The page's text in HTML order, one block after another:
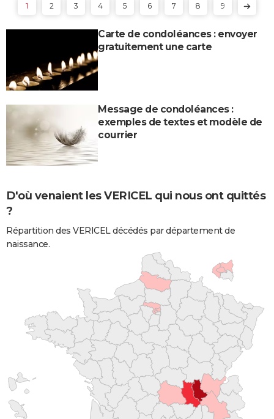
1 2 3 4 5 6 7 8 9
Carte de condoléances : envoyer
gratuitement une carte
Message de condoléances :
exemples de textes et modèle de
courrier
D'où venaient les VERICEL qui nous ont quittés
?
Répartition des VERICEL décédés par département de
naissance.